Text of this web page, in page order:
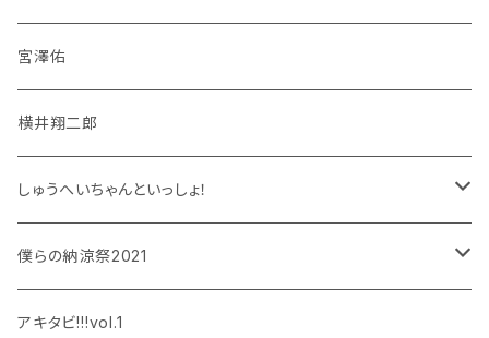
宮澤佑
横井翔二郎
しゅうへいちゃんといっしょ！
和泉宗兵
設楽銀河
僕らの納涼祭2021
和泉宗兵
アキタビ!!!vol.1